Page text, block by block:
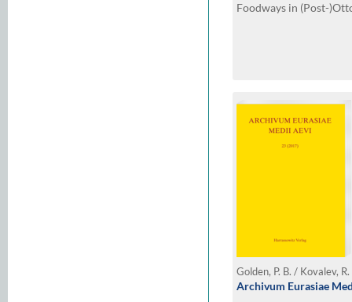
Foodways in (Post-
Archivum Eurasiae